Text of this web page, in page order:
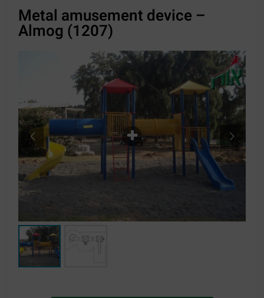
Metal amusement device –
Almog (1207)